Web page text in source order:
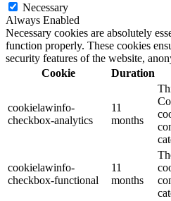
Necessary
Always Enabled
Necessary cookies are absolutely
function properly. These cookies
security features of the website,
Cookie
Duration
cookielawinfo-
checkbox-analytics
11
months
cookielawinfo-
checkbox-functional
11
months